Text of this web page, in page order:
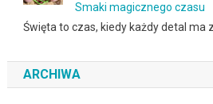
Smaki magicznego czasu
Święta to czas, kiedy każdy detal ma
ARCHIWA